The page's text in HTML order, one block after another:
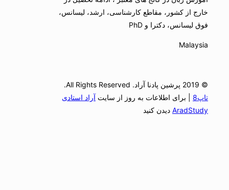
خارج از کشور، مقاطع کارشناسی، ارشد، لیسانس،
فوق لیسانس، دکترا و PhD
Malaysia
© 2019 پرشین پادنا آراد. All Rights Reserved.
تاپ8 | برای اطلاعات به روز از سایتآراد استادی
AradStudyدیدن کنید